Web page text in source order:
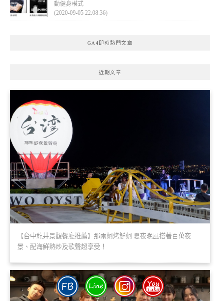
動健身模式
(2020-09-05 22:08:36)
GA4即時熱門文章
近期文章
【台中龍井景觀餐廳推薦】那兩蚵烤鮮蚵 夏夜晚風搭著百萬夜
景、配海鮮熱炒及歌聲超享受！